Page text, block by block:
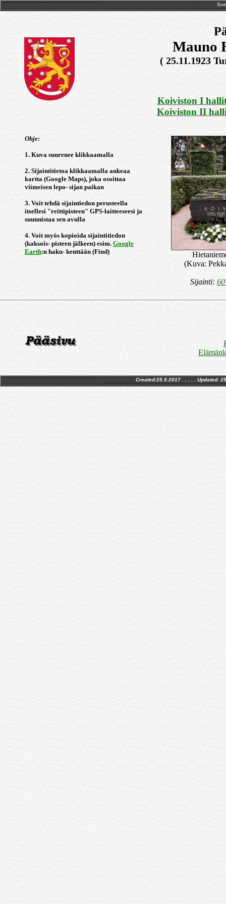
Mauno
( 25.11.1923
Koiviston I
Koiviston II
Ohje:
1. Kuva suurenee klikkaamalla
2. Sijaintitietoa klikkaamalla aukeaa
kartta (Google Maps), joka osoittaa
viimeisen lepo- sijan paikan
3. Voit tehdä sijaintiedon perusteella
itsellesi "reittipisteen" GPS-laitteeseesi ja
suunnistaa sen avulla
4. Voit myös kopioida sijaintitiedon
(kaksois- pisteen jälkeen) esim. Google
Earth:n haku- kenttään (Find)
(Kuva:
Sijainti:
Created:25.5.2017 . . . . . Updated: